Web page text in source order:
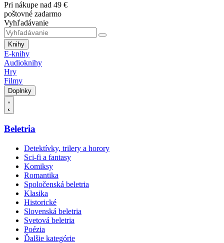
Pri nákupe nad 49 €
poštovné zadarmo
Vyhľadávanie
Knihy
E-knihy
Audioknihy
Hry
Filmy
Doplnky
Beletria
Detektívky, trilery a horory
Sci-fi a fantasy
Komiksy
Romantika
Spoločenská beletria
Klasika
Historické
Slovenská beletria
Svetová beletria
Poézia
Ďalšie kategórie